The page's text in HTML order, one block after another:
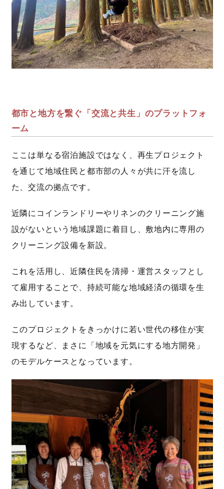
都市と地方を繋ぐ「交流と共生」のプラットフォ
ーム
ここは単なる宿泊施設ではなく、再生プロジェクト
を通じて地域住民と都市部の人々が共に汗を流し
た、交流の拠点です。
近隣にコインランドリーやリネンのクリーニング施
設がないという地域課題に着目し、敷地内に専用の
クリーニング設備を新設。
これを活用し、近隣住民を清掃・運営スタッフとし
て雇用することで、持続可能な地域経済の循環を生
み出しています。
このプロジェクトをきっかけに若い世代の移住が実
現するなど、まさに「地域を元気にする地方開発」
のモデルケースとなっています。